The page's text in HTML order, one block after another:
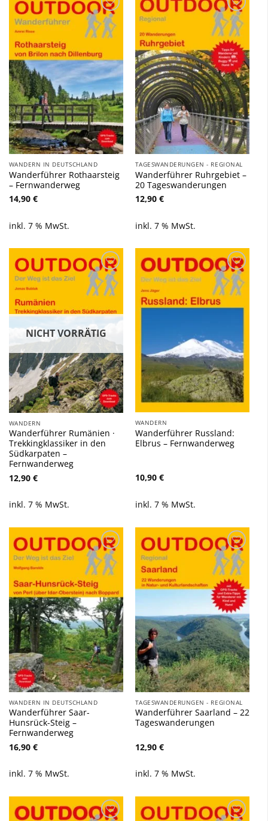
Zu
Wunschliste
hinzufügen
WANDERN IN DEUTSCHLAND
Wanderführer Rothaarsteig
– Fernwanderweg
14,90 €
inkl. 7 % MwSt.
Zu
Wunschliste
hinzufügen
TAGESWANDERUNGEN - REGIONAL
Wanderführer Ruhrgebiet –
20 Tageswanderungen
12,90 €
inkl. 7 % MwSt.
Zu
Wunschliste
hinzufügen
NICHT VORRÄTIG
WANDERN
Wanderführer Rumänien ·
Trekkingklassiker in den
Südkarpaten –
Fernwanderweg
12,90 €
inkl. 7 % MwSt.
Zu
Wunschliste
hinzufügen
WANDERN
Wanderführer Russland:
Elbrus – Fernwanderweg
10,90 €
inkl. 7 % MwSt.
Zu
Wunschliste
hinzufügen
WANDERN IN DEUTSCHLAND
Wanderführer Saar-
Hunsrück-Steig –
Fernwanderweg
16,90 €
inkl. 7 % MwSt.
Zu
Wunschliste
hinzufügen
TAGESWANDERUNGEN - REGIONAL
Wanderführer Saarland – 22
Tageswanderungen
12,90 €
inkl. 7 % MwSt.